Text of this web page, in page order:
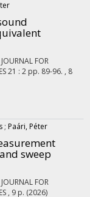
FOR
21 : 2 pp. 89-96. , 8
; Paári, Péter
sweep
FOR
, 9 p. (2026)